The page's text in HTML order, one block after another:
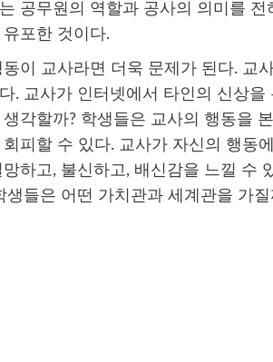
공무원의 역할과 공사의 의미를
포한 것이다.
동이 교사라면 더욱 문제가 된다. 교
. 교사가 인터넷에서 타인의 신상
생각할까? 학생들은 교사의 행동을
회피할 수 있다. 교사가 자신의 행동
하고, 불신하고, 배신감을 느낄 수
생들은 어떤 가치관과 세계관을 가질